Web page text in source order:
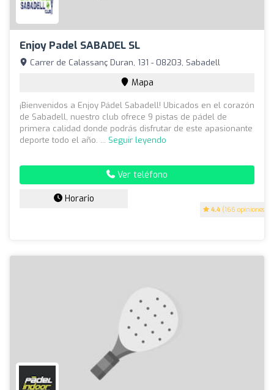
Enjoy Padel SABADEL SL
4.4 (166 opiniones)
Carrer de Calassanç Duran, 131 - 08203, Sabadell
Mapa
¡Bienvenidos a Enjoy Pádel Sabadell! Ubicados en el corazón
de Sabadell, nuestro club ofrece 9 pistas de pádel de
primera calidad donde podrás disfrutar de este apasionante
deporte todo el año. ... Seguir leyendo
Ver teléfono
Horario